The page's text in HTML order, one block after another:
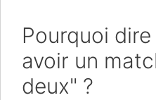
Pourquoi
avoir un
deux" ?